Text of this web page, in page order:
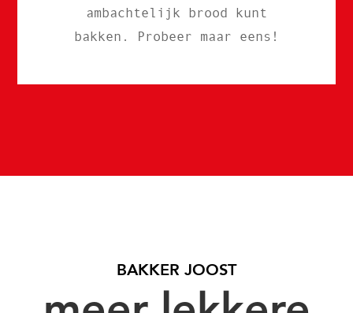
ambachtelijk brood kunt
bakken. Probeer maar eens!
BAKKER JOOST